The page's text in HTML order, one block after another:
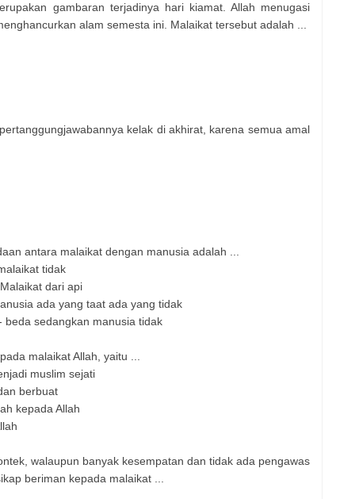
gambaran terjadinya hari kiamat. Allah menugasi
alam semesta ini. Malaikat tersebut adalah ...
kelak di akhirat, karena semua amal
antara malaikat dengan manusia adalah ...
tidak
dari api
ada yang taat ada yang tidak
beda sedangkan manusia tidak
malaikat Allah, yaitu ...
muslim sejati
berbuat
kepada Allah
walaupun banyak kesempatan dan tidak ada pengawas
beriman kepada malaikat ...